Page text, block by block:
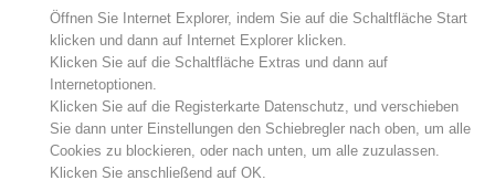
Öffnen Sie Internet Explorer, indem Sie auf die Schaltfläche Start
klicken und dann auf Internet Explorer klicken.
Klicken Sie auf die Schaltfläche Extras und dann auf
Internetoptionen.
Klicken Sie auf die Registerkarte Datenschutz, und verschieben
Sie dann unter Einstellungen den Schiebregler nach oben, um alle
Cookies zu blockieren, oder nach unten, um alle zuzulassen.
Klicken Sie anschließend auf OK.